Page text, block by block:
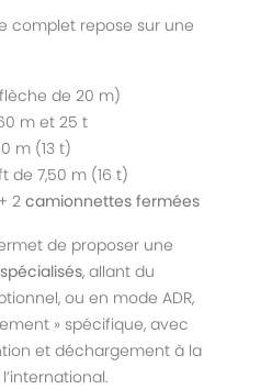
complet repose sur une
flèche de 20 m)
m et 25 t
m (13 t)
de 7,50 m (16 t)
+ 2 camionnettes fermées
de proposer une
, allant du
ou en mode ADR,
» spécifique, avec
et déchargement à la